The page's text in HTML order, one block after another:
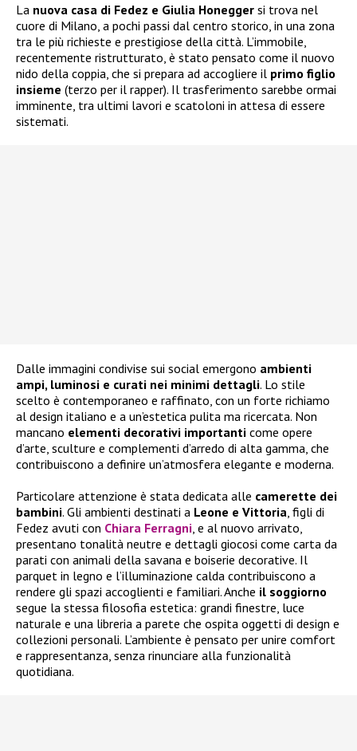
La nuova casa di Fedez e Giulia Honegger si trova nel
cuore di Milano, a pochi passi dal centro storico, in una zona
tra le più richieste e prestigiose della città. L’immobile,
recentemente ristrutturato, è stato pensato come il nuovo
nido della coppia, che si prepara ad accogliere il primo figlio
insieme (terzo per il rapper). Il trasferimento sarebbe ormai
imminente, tra ultimi lavori e scatoloni in attesa di essere
sistemati.
Dalle immagini condivise sui social emergono ambienti
ampi, luminosi e curati nei minimi dettagli. Lo stile
scelto è contemporaneo e raffinato, con un forte richiamo
al design italiano e a un’estetica pulita ma ricercata. Non
mancano elementi decorativi importanti come opere
d’arte, sculture e complementi d’arredo di alta gamma, che
contribuiscono a definire un’atmosfera elegante e moderna.
Particolare attenzione è stata dedicata alle camerette dei
bambini. Gli ambienti destinati a Leone e Vittoria , figli di
Fedez avuti con Chiara Ferragni , e al nuovo arrivato,
presentano tonalità neutre e dettagli giocosi come carta da
parati con animali della savana e boiserie decorative. Il
parquet in legno e l’illuminazione calda contribuiscono a
rendere gli spazi accoglienti e familiari. Anche il soggiorno
segue la stessa filosofia estetica: grandi finestre, luce
naturale e una libreria a parete che ospita oggetti di design e
collezioni personali. L’ambiente è pensato per unire comfort
e rappresentanza, senza rinunciare alla funzionalità
quotidiana.